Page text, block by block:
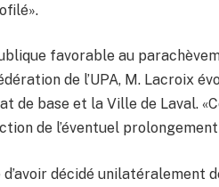
favorable au
de l’UPA, M. Lacroix
de base et la Ville de Laval.
de l’éventuel prolongement
décidé unilatéralement